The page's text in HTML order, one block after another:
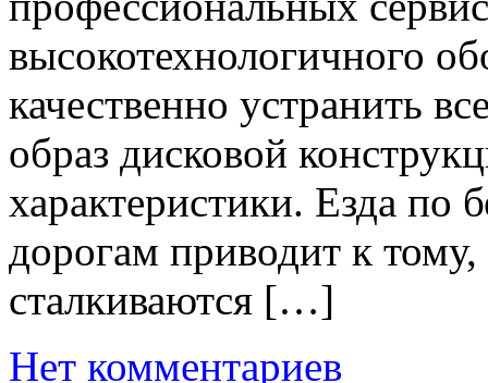
высокотехнологичного
качественно устранить
образ дисковой
характеристики. Езда по
дорогам приводит к
сталкиваются […]
Нет комментариев